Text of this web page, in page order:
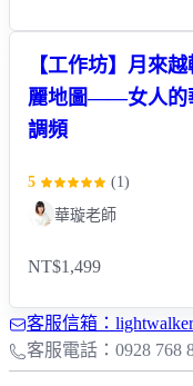
【工作坊】月來
麗地圖——女人的
調頻
5 (1 )
華璇老師
NT$1,499
客服信箱：
客服電話：0928 768